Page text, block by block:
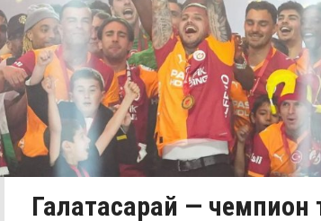
Галатасарай — чемпион